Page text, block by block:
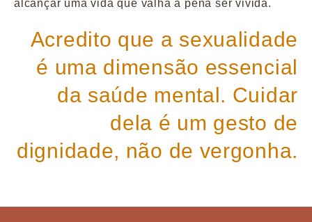
alcançar uma vida que valha a pena ser vivida.
Acredito que a sexualidade
é uma dimensão essencial
da saúde mental. Cuidar
dela é um gesto de
dignidade, não de vergonha.